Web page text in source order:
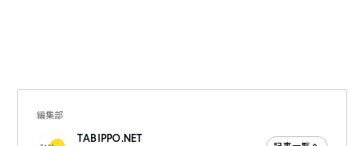
編集部
TABIPPO.NET